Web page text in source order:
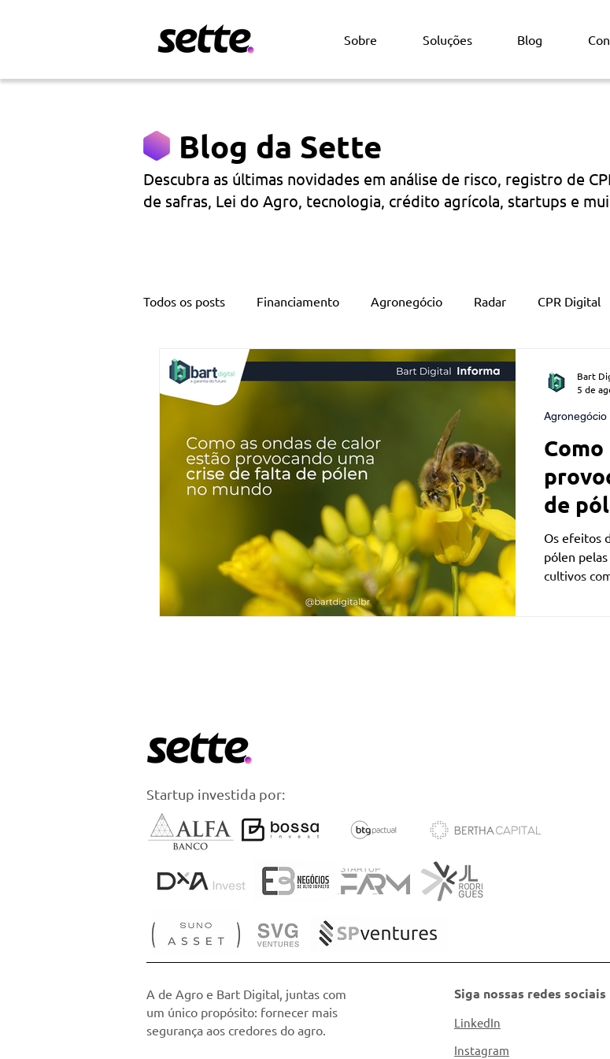
Sobre Soluções Blog
Blog da Sette
Descubra as últimas novidades em análise de risco, registro de
de safras, Lei do Agro, tecnologia, crédito agrícola, startups e
Todos os posts Financiamento Agronegócio Radar CPR Digital
Tecnologia Inteligência Artificial Monitoramento via satélite
de
Os efeitos
pólen
cultivos
Agronegócio
Bart
5 de
Startup investida por:
A de Agro e Bart Digital, juntas com
um único propósito: fornecer mais
segurança aos credores do agro.
Siga nossas redes sociais
LinkedIn
Instagram